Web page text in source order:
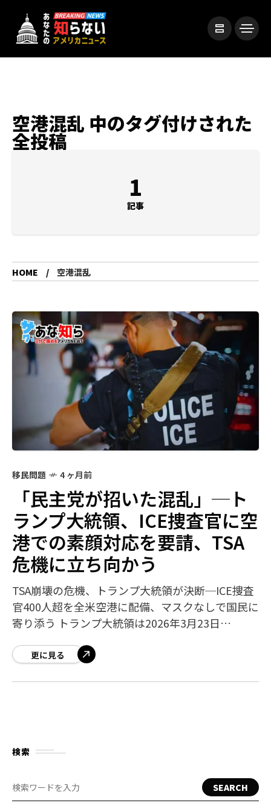
空港混乱 中のタグ付けされた
全投稿
1
記事
HOME 空港混乱
移民問題 4 ヶ月前
「民主党が招いた混乱」─ト
ランプ大統領、ICE捜査官に空
港での素顔対応を要請、TSA
危機に立ち向かう
TSA崩壊の危機、トランプ大統領が決断─ICE捜査
官400人超を全米空港に配備、マスクなしで国民に
寄り添う トランプ大統領は2026年3月23日
不足に陥った米国運輸保安局（TS
更に見る
検索
SEARCH